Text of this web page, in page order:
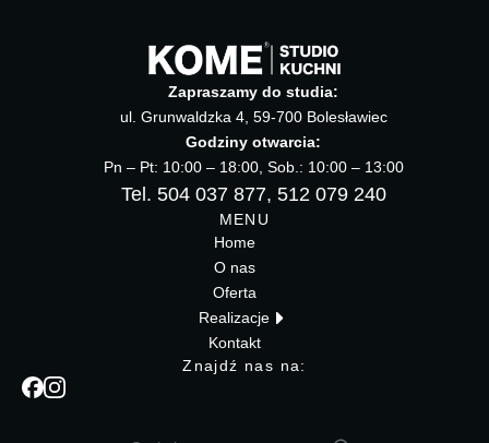
Zapraszamy do studia:
ul. Grunwaldzka 4, 59-700 Bolesławiec
Godziny otwarcia:
Pn – Pt: 10:00 – 18:00, Sob.: 10:00 – 13:00
Tel. 504 037 877, 512 079 240
MENU
Home
O nas
Oferta
Realizacje
Kontakt
Znajdź nas na: